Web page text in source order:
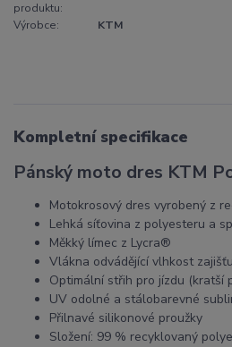
produktu:
Výrobce: KTM
Kompletní specifikace
Pánský moto dres KTM
Motokrosový dres vyrobený z
Lehká síťovina z polyesteru a
Měkký límec z Lycra®
Vlákna odvádějící vlhkost
Optimální střih pro jízdu (kratší
UV odolné a stálobarevné
Přilnavé silikonové proužky
Složení: 99 % recyklovaný